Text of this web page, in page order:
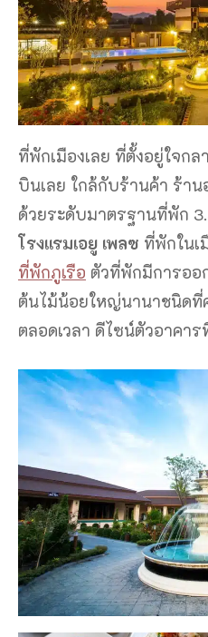
ที่พักเมืองเลย ที่ตั้งอยู่ใจกล
บินเลย ใกล้กับร้านค้า ร้า
ด้วยระดับมาตรฐานที่พัก
โรงแรมเอยู เพลซ ที่พักในเ
ที่พักภูเรือ ตัวที่พักมีการอ
ต้นไม้น้อยใหญ่นานาชนิดที่
ตลอดเวลา ดีไซน์ตัวอาคา